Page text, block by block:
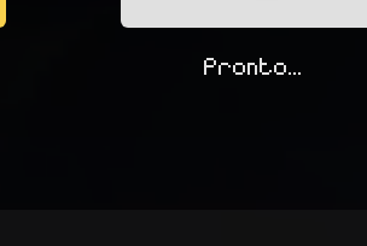
Pronto...